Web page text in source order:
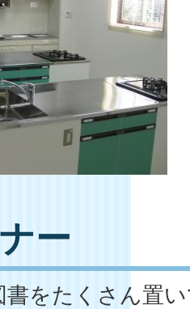
ー
書をたくさん置